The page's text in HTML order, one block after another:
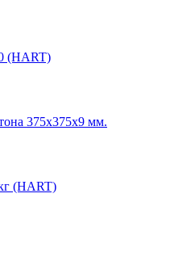
(HART)
375х375х9 мм.
(HART)